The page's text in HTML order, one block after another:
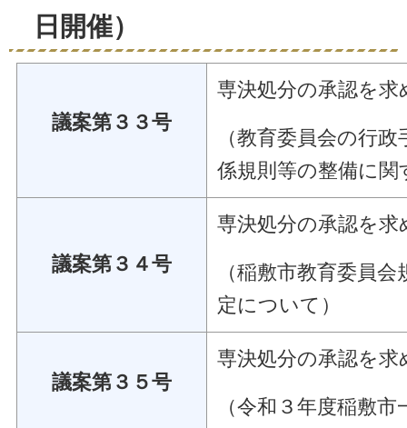
日開催）
議案第３３号
専決処分の承認を
（教育委員会の行
係規則等の整備
議案第３４号
専決処分の承認を
（稲敷市教育委員
定について）
議案第３５号
専決処分の承認を
（令和３年度稲敷